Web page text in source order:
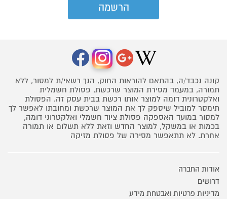
קונה נכבד/ה, בהתאם להוראות החוק, הנך רשאי/ת למסור, ללא
תמורה, במעמד מסירת המוצר שרכשת, פסולת חשמלית
ואלקטרונית דומה למוצר אותו רכשת בבית עסק זה. הפסולת
תימסר למוביל שיספק לך את המוצר שרכשת ומחובתו לאפשר לך
למסור במועד האספקה פסולת ציוד חשמלי ואלקטרוני דומה,
בכמות או במשקל, למוצר החדש וזאת ללא תשלום או תמורה
אחרת. לא תתאפשר מסירה של פסולת מזיקה
אודות החברה
דרושים
מדיניות פרטיות ואבטחת מידע